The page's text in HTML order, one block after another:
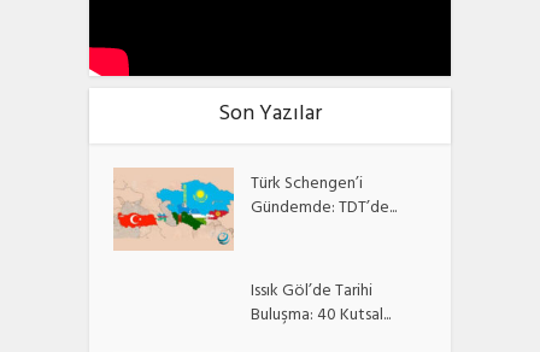
Son Yazılar
Türk Schengen’i
Gündemde: TDT’de...
Issık Göl’de Tarihi
Buluşma: 40 Kutsal...